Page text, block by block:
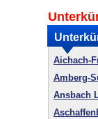
Aichach-
Amberg-
Ansbach